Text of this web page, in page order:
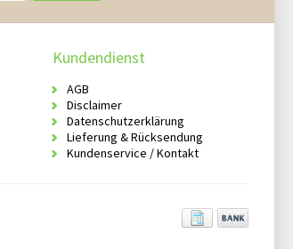
Kundendienst
AGB
Disclaimer
Datenschutzerklärung
Lieferung & Rücksendung
Kundenservice / Kontakt